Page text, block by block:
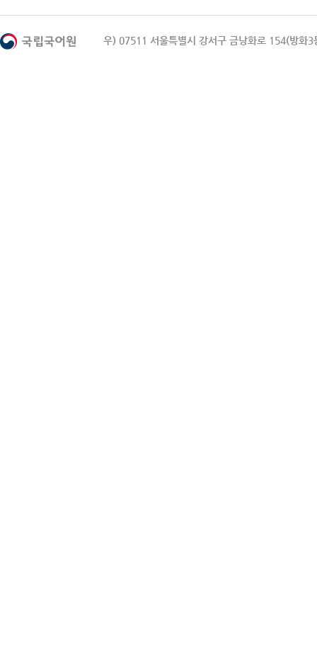
우) 07511 서울특별시 강서구 금낭화로 154(방화3